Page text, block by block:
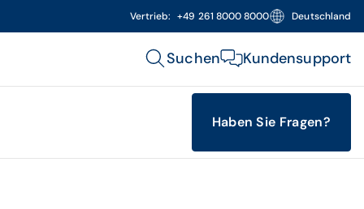
Vertrieb: +49 261 8000 8000 Deutschland
Suchen Kundensupport
Haben Sie Fragen?